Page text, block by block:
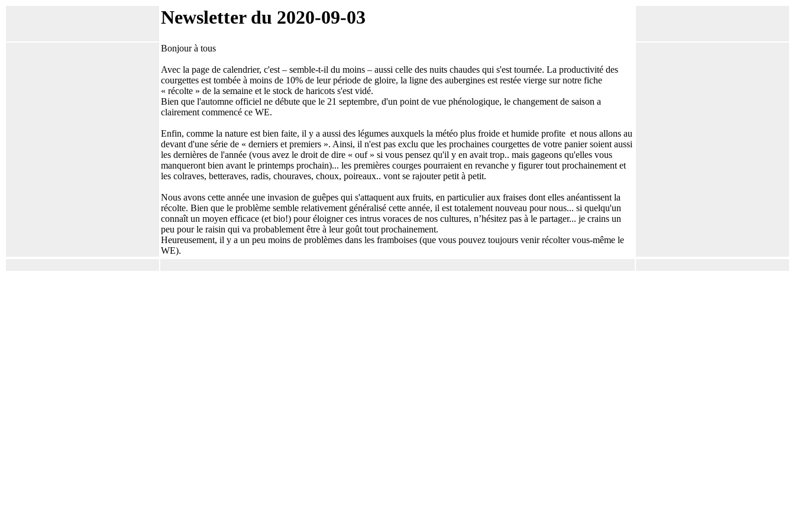
Newsletter du 2020-09-03
Bonjour à tous
Avec la page de calendrier, c'est – semble-t-il du moins – aussi celle des nuits chaudes qui s'est tournée. La productivité des
courgettes est tombée à moins de 10% de leur période de gloire, la ligne des aubergines est restée vierge sur notre fiche
« récolte » de la semaine et le stock de haricots s'est vidé.
Bien que l'automne officiel ne débute que le 21 septembre, d'un point de vue phénologique, le changement de saison a
clairement commencé ce WE.
Enfin, comme la nature est bien faite, il y a aussi des légumes auxquels la météo plus froide et humide profite et nous allons au
devant d'une série de « derniers et premiers ». Ainsi, il n'est pas exclu que les prochaines courgettes de votre panier soient aussi
les dernières de l'année (vous avez le droit de dire « ouf » si vous pensez qu'il y en avait trop.. mais gageons qu'elles vous
manqueront bien avant le printemps prochain)... les premières courges pourraient en revanche y figurer tout prochainement et
les colraves, betteraves, radis, chouraves, choux, poireaux.. vont se rajouter petit à petit.
Nous avons cette année une invasion de guêpes qui s'attaquent aux fruits, en particulier aux fraises dont elles anéantissent la
récolte. Bien que le problème semble relativement généralisé cette année, il est totalement nouveau pour nous... si quelqu'un
connaît un moyen efficace (et bio!) pour éloigner ces intrus voraces de nos cultures, n’hésitez pas à le partager... je crains un
peu pour le raisin qui va probablement être à leur goût tout prochainement.
Heureusement, il y a un peu moins de problèmes dans les framboises (que vous pouvez toujours venir récolter vous-même le
WE).